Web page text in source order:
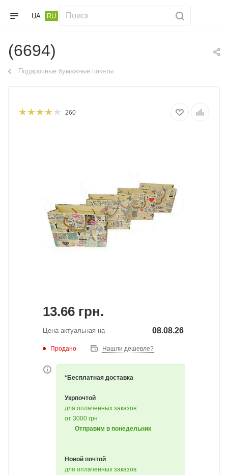
UA RU
(6694)
Подарочные бумажные пакеты
260
13.66 грн.
Цена актуальная на 08.08.26
Продано Нашли дешевле?
*Бесплатная доставка
Укрпочтой
для оплаченных заказов
от 3000 грн
Отправим в понедельник
Новой почтой
для оплаченных заказов